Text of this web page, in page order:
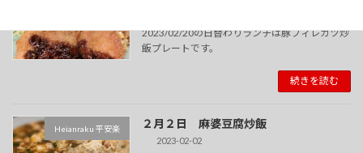
2023/02/20の日替わりランチは豚フィレカツ炒
飯プレートです。
続きを読む
Heianraku 平安楽 ２月２日 麻婆豆腐炒飯
2023-02-02